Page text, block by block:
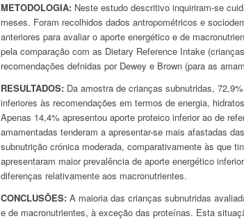
METODOLOGIA: Neste estudo descritivo inquiriram-se
meses. Foram recolhidos dados antropométricos e
anteriores para avaliar o aporte energético e de
pela comparação com as Dietary Reference Intake
recomendações defnidas por Dewey e Brown (para as
RESULTADOS: Da amostra de crianças subnutridas,
inferiores às recomendações em termos de energia,
Apenas 14,4% apresentou aporte proteico inferior ao de
amamentadas tenderam a apresentar-se mais afastadas
subnutrição crónica moderada, comparativamente às que
apresentaram maior prevalência de aporte energético
diferenças relativamente aos macronutrientes.
CONCLUSÕES: A maioria das crianças subnutridas
e de macronutrientes, à exceção das proteínas. Esta